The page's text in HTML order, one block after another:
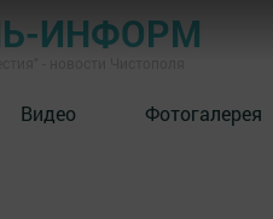
ИНФОРМ
Видео Фотогалерея